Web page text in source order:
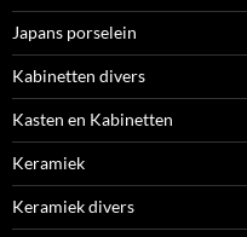
Japans porselein
Kabinetten divers
Kasten en Kabinetten
Keramiek
Keramiek divers